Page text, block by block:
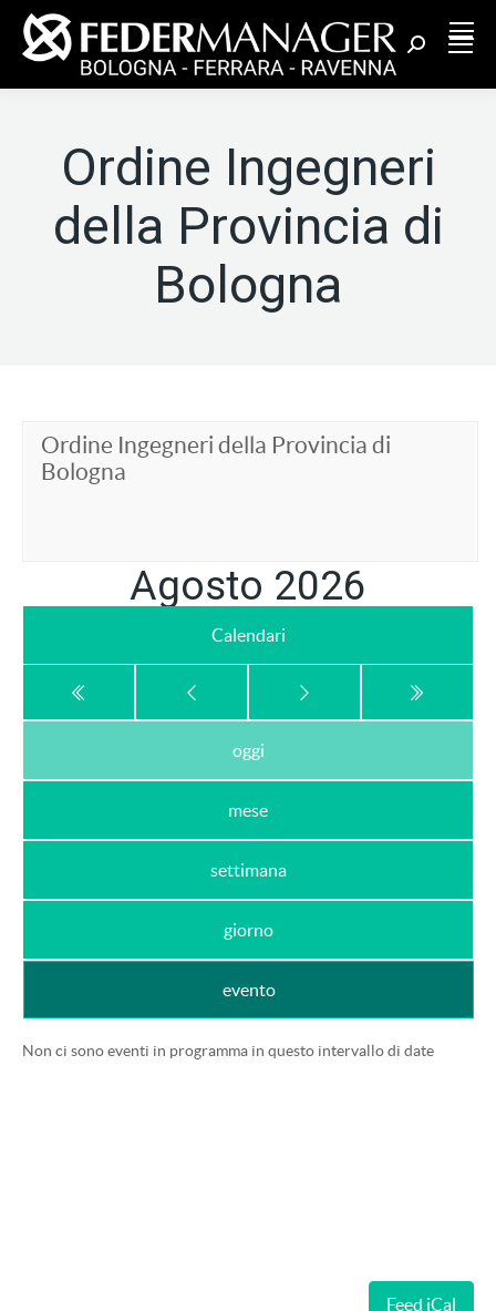
Cerca:
Ordine Ingegneri
della Provincia di
Bologna
Ordine Ingegneri della Provincia di
Bologna
Agosto 2026
Calendari
oggi
mese
settimana
giorno
evento
Non ci sono eventi in programma in questo intervallo di date
Feed iCal